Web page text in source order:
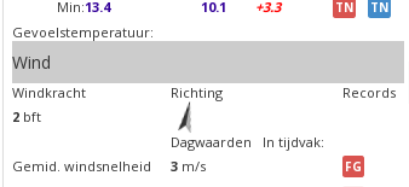
Min:13.4 10.1 +3.3 TN TN
Gevoelstemperatuur:
Wind
Windkracht Richting
Records
2 bft
Dagwaarden
In tijdvak:
Gemid. windsnelheid
3 m/s FG